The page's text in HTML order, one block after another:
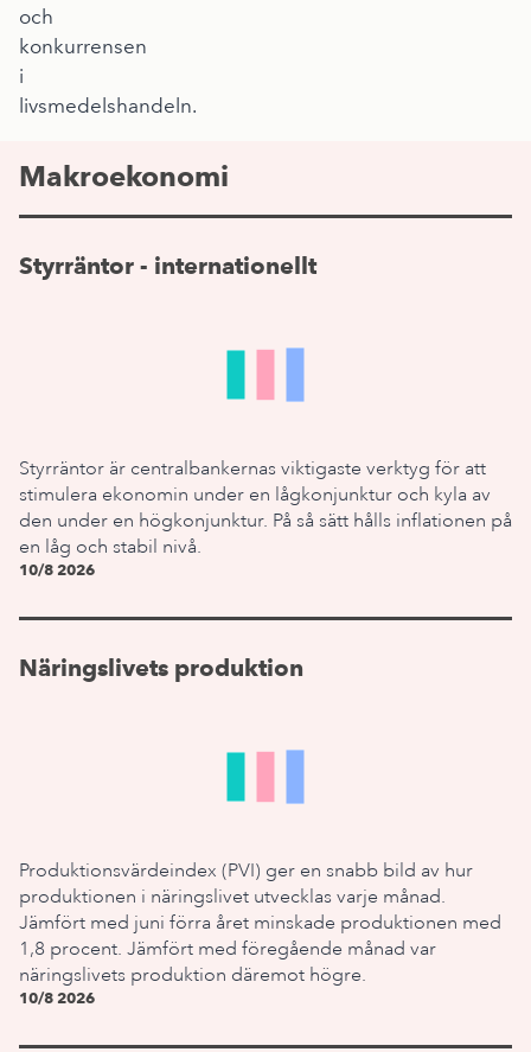
och
konkurrensen
i
livsmedelshandeln.
Makroekonomi
Styrräntor - internationellt
Styrräntor är centralbankernas viktigaste verktyg för att
stimulera ekonomin under en lågkonjunktur och kyla av
den under en högkonjunktur. På så sätt hålls inflationen på
en låg och stabil nivå.
10/8 2026
Näringslivets produktion
Produktionsvärdeindex (PVI) ger en snabb bild av hur
produktionen i näringslivet utvecklas varje månad.
Jämfört med juni förra året minskade produktionen med
1,8 procent. Jämfört med föregående månad var
näringslivets produktion däremot högre.
10/8 2026